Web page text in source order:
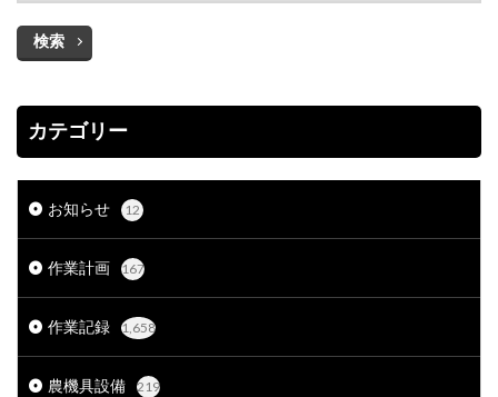
検索
カテゴリー
お知らせ 12
作業計画 167
作業記録 1,658
農機具設備 219